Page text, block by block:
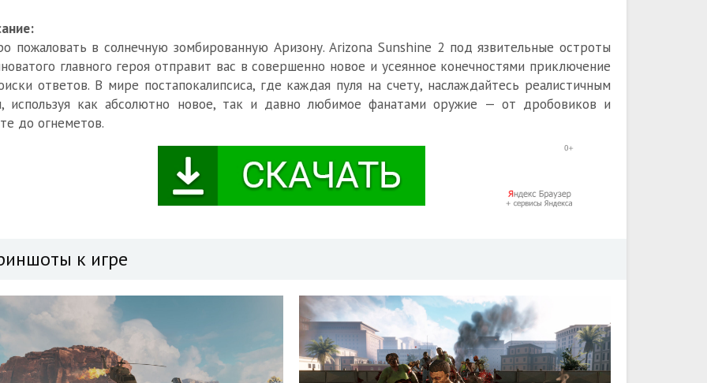
пожаловать в солнечную зомбированную Аризону. Arizona Sunshine 2 под язвительные остроты
главного героя отправит вас в совершенно новое и усеянное конечностями приключение
ответов. В мире постапокалипсиса, где каждая пуля на счету, наслаждайтесь реалистичным
используя как абсолютно новое, так и давно любимое фанатами оружие — от дробовиков и
до огнеметов.
к игре